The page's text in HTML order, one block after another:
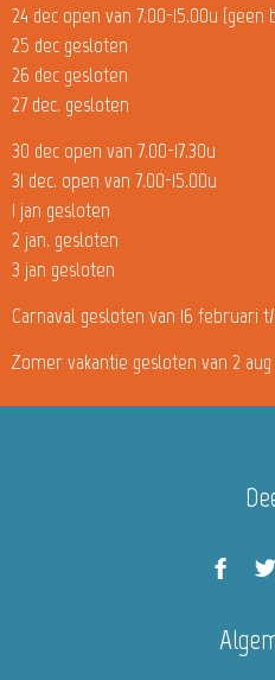
24 dec open van 7.00-15.00u
25 dec gesloten
26 dec gesloten
27 dec. gesloten
30 dec open van 7.00-17.30u
31 dec. open van 7.00-15.00u
1 jan gesloten
2 jan. gesloten
3 jan gesloten
Carnaval gesloten van 16 februari
Zomer vakantie gesloten van 2